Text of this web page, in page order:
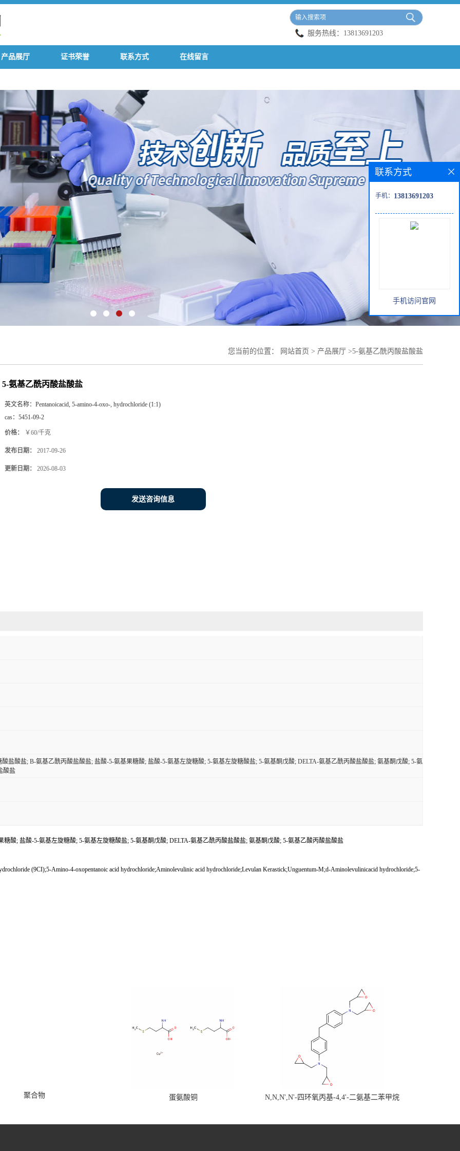
服务热线： 13813691203
产品展厅 证书荣誉 联系方式 在线留言
您当前的位置： 网站首页 > 产品展厅 >5-氨基乙酰丙酸盐酸盐
5-氨基乙酰丙酸盐酸盐
英文名称： Pentanoicacid, 5-amino-4-oxo-, hydrochloride (1:1)
cas： 5451-09-2
价格： ￥60/千克
发布日期： 2017-09-26
更新日期： 2026-08-03
发送咨询信息
酸盐酸盐; Β-氨基乙酰丙酸盐酸盐; 盐酸-5-氨基果糖酸; 盐酸-5-氨基左旋糖酸; 5-氨基左旋糖酸盐; 5-氨基酮戊酸; DELTA-氨基乙酰丙酸盐酸盐; 氨基酮戊酸; 5-氨
酸盐
酸; 盐酸-5-氨基左旋糖酸; 5-氨基左旋糖酸盐; 5-氨基酮戊酸; DELTA-氨基乙酰丙酸盐酸盐; 氨基酮戊酸; 5-氨基乙酸丙酸盐酸盐
(9CI);5-Amino-4-oxopentanoic acid hydrochloride;Aminolevulinic acid hydrochloride;Levulan Kerastick;Unguentum-M;d-Aminolevulinicacid hydrochloride;5-
聚合物 蛋氨酸铜 N,N,N',N'-四环氧丙基-4,4'-二氨基二苯甲烷
联系方式
手机： 13813691203
手机访问官网